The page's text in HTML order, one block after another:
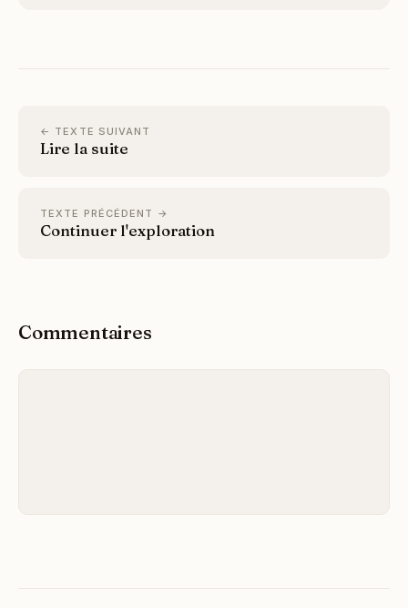
← TEXTE SUIVANT
Lire la suite
TEXTE PRÉCÉDENT →
Continuer l'exploration
Commentaires